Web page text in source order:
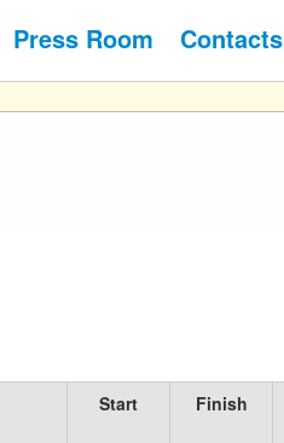
Press Room Contacts
Start Finish